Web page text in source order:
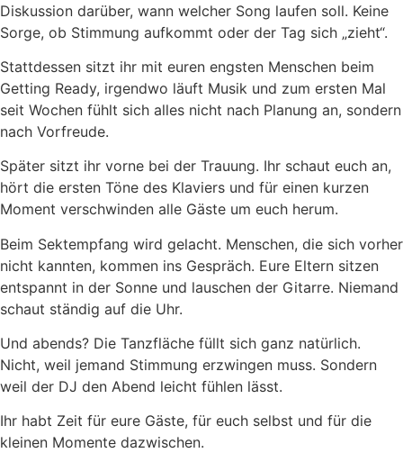
Diskussion darüber, wann welcher Song laufen soll. Keine
Sorge, ob Stimmung aufkommt oder der Tag sich „zieht“.
Stattdessen sitzt ihr mit euren engsten Menschen beim
Getting Ready, irgendwo läuft Musik und zum ersten Mal
seit Wochen fühlt sich alles nicht nach Planung an, sondern
nach Vorfreude.
Später sitzt ihr vorne bei der Trauung. Ihr schaut euch an,
hört die ersten Töne des Klaviers und für einen kurzen
Moment verschwinden alle Gäste um euch herum.
Beim Sektempfang wird gelacht. Menschen, die sich vorher
nicht kannten, kommen ins Gespräch. Eure Eltern sitzen
entspannt in der Sonne und lauschen der Gitarre. Niemand
schaut ständig auf die Uhr.
Und abends? Die Tanzfläche füllt sich ganz natürlich.
Nicht, weil jemand Stimmung erzwingen muss. Sondern
weil der DJ den Abend leicht fühlen lässt.
Ihr habt Zeit für eure Gäste, für euch selbst und für die
kleinen Momente dazwischen.